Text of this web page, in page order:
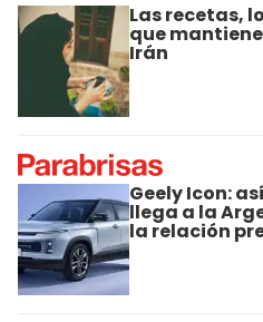
Las recetas,
que
Irán
Geely Icon:
llega a la
la relación